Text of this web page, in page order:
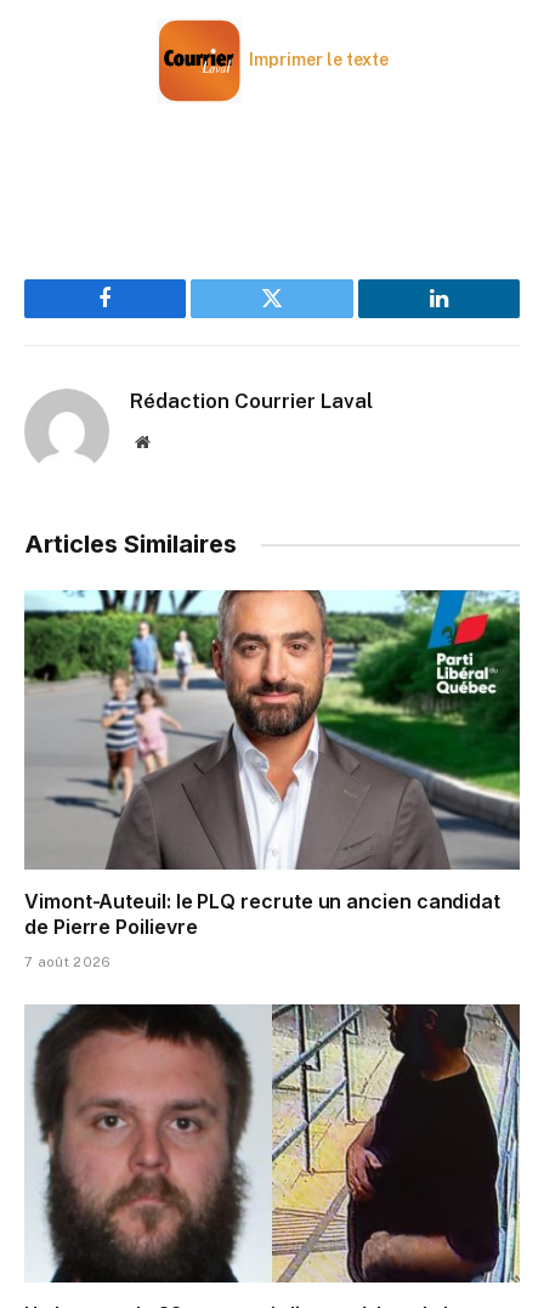
Imprimer le texte
Facebook Twitter LinkedIn
Rédaction Courrier Laval
Website
Articles Similaires
Vimont-Auteuil: le PLQ recrute un ancien candidat
de Pierre Poilievre
7 août 2026